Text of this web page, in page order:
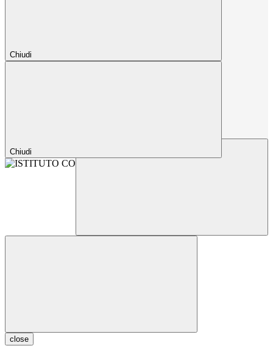
Chiudi
Chiudi
close